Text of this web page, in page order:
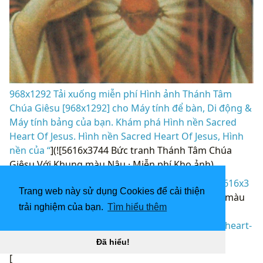
Trang web này sử dụng Cookies để cải thiện
trải nghiệm của bạn. Tìm hiểu thêm
Đã hiểu!
968x1292 Tải xuống miễn phí Hình ảnh Thánh Tâm
Chúa Giêsu [968x1292] cho Máy tính để bàn, Di động &
Máy tính bảng của bạn. Khám phá Hình nền Sacred
Heart Of Jesus. Hình nền Sacred Heart Of Jesus, Hình
nền của “](![5616x3744 Bức tranh Thánh Tâm Chúa
Giêsu Với Khung màu Nâu · Miễn phí Kho ảnh)
https://wallpaperaccess.com/full/4876304.jpg)5616x3
744Bức tranh Thánh Tâm Chúa Giêsu với khung màu
nâu · Miễn phí “]
https://wallpaperaccess.com/download/sacred-heart-
[